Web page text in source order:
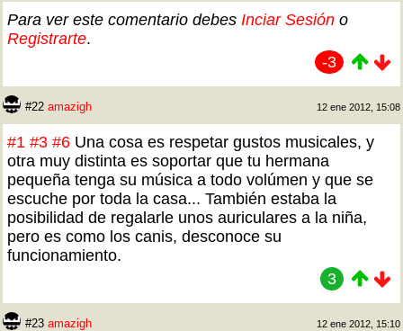
Para ver este comentario debes Inciar Sesión o
Registrarte.
-3
#22 amazigh 12 ene 2012, 15:08
#1 #3 #6 Una cosa es respetar gustos musicales, y
otra muy distinta es soportar que tu hermana
pequeña tenga su música a todo volúmen y que se
escuche por toda la casa... También estaba la
posibilidad de regalarle unos auriculares a la niña,
pero es como los canis, desconoce su
funcionamiento.
3
#23 amazigh 12 ene 2012, 15:10